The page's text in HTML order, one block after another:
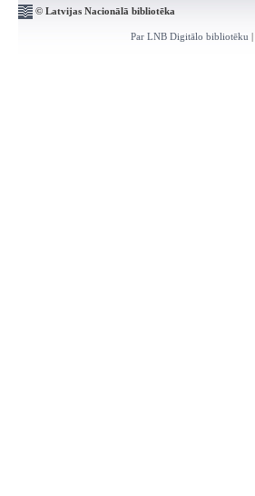
© Latvijas Nacionālā bibliotēka
Par LNB Digitālo bibliotēku |